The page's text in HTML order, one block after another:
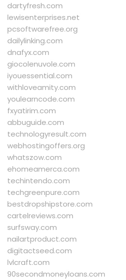
dartyfresh.com
lewisenterprises.net
pcsoftwarefree.org
dailylinking.com
dnafyx.com
giocolenuvole.com
iyouessential.com
withloveamity.com
youlearncode.com
fxyatirim.com
abbuguide.com
technologyresult.com
webhostingoffers.org
whatszow.com
ehomeamerca.com
techintendo.com
techgreenpure.com
bestdropshipstore.com
cartelreviews.com
surfsway.com
nailartproduct.com
digitactseed.com
lvlcraft.com
90secondmoneyloans.com